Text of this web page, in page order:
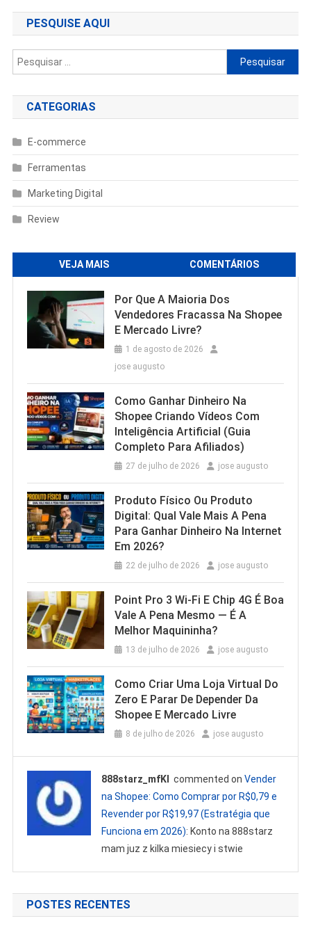
Post
PESQUISE AQUI
Pesquisar
por:
CATEGORIAS
E-commerce
Ferramentas
Marketing Digital
Review
VEJA MAIS COMENTÁRIOS
Por Que A Maioria Dos
Vendedores Fracassa Na Shopee
E Mercado Livre?
1 de agosto de 2026
jose augusto
Como Ganhar Dinheiro Na
Shopee Criando Vídeos Com
Inteligência Artificial (Guia
Completo Para Afiliados)
27 de julho de 2026 jose augusto
Produto Físico Ou Produto
Digital: Qual Vale Mais A Pena
Para Ganhar Dinheiro Na Internet
Em 2026?
22 de julho de 2026 jose augusto
Point Pro 3 Wi‑Fi E Chip 4G É Boa
Vale A Pena Mesmo — É A
Melhor Maquininha?
13 de julho de 2026 jose augusto
Como Criar Uma Loja Virtual Do
Zero E Parar De Depender Da
Shopee E Mercado Livre
8 de julho de 2026 jose augusto
888starz_mfKl commented onVender
na Shopee: Como Comprar por R$0,79 e
Revender por R$19,97 (Estratégia que
Funciona em 2026): Konto na 888starz
mam juz z kilka miesiecy i stwie
POSTES RECENTES